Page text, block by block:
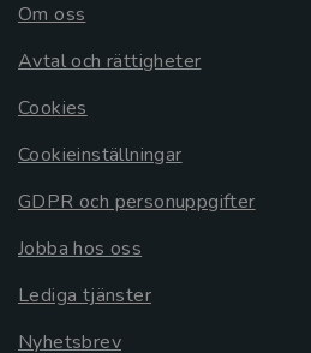
Om oss
Avtal och rättigheter
Cookies
Cookieinställningar
GDPR och personuppgifter
Jobba hos oss
Lediga tjänster
Nyhetsbrev